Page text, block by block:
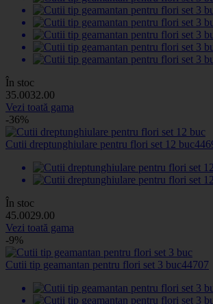
În stoc
35.0032.00
Vezi toată gama
-36%
Cutii dreptunghiulare pentru flori set 12 buc
În stoc
45.0029.00
Vezi toată gama
-9%
Cutii tip geamantan pentru flori set 3 buc44707